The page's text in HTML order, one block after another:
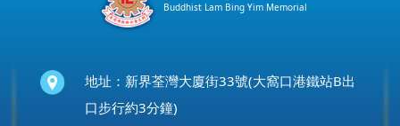
Buddhist Lam Bing Yim Memorial
地址：新界荃灣大廈街33號(大窩口港鐵站B出
口步行約3分鐘)